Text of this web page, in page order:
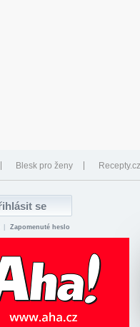
Blesk pro ženy Recepty.cz
Zapomenuté heslo